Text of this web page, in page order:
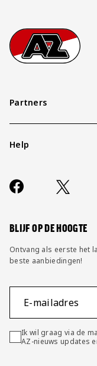
Footer
Ga naar onze
Partners
Help
Contact
FAQ
Socials
https:// X
BLIJF OP DE HOOGTE
Ontvang als eerste het
beste aanbiedingen!
E-mailadres
Ik wil graag via de
AZ-nieuws updates